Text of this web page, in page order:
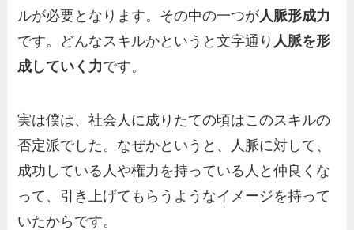
ルが必要となります。その中の一つが人脈形成力
です。どんなスキルかというと文字通り 人脈を形
成していく力です。
実は僕は、社会人に成りたての頃はこのスキルの
否定派でした。なぜかというと、人脈に対して、
成功している人や権力を持っている人と仲良くな
って、引き上げてもらうようなイメージを持って
いたからです。